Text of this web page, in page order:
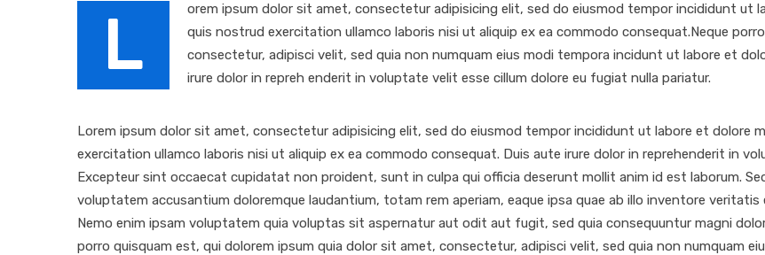
L
orem ipsum dolor sit amet, consectetur adipisicing elit, sed do eiusmod tempor incididunt ut
quis nostrud exercitation ullamco laboris nisi ut aliquip ex ea commodo consequat.Neque
consectetur, adipisci velit, sed quia non numquam eius modi tempora incidunt ut labore et
irure dolor in repreh enderit in voluptate velit esse cillum dolore eu fugiat nulla pariatur.
Lorem ipsum dolor sit amet, consectetur adipisicing elit, sed do eiusmod tempor incididunt ut labore et dolore
exercitation ullamco laboris nisi ut aliquip ex ea commodo consequat. Duis aute irure dolor in reprehenderit in
Excepteur sint occaecat cupidatat non proident, sunt in culpa qui officia deserunt mollit anim id est laborum.
voluptatem accusantium doloremque laudantium, totam rem aperiam, eaque ipsa quae ab illo inventore
Nemo enim ipsam voluptatem quia voluptas sit aspernatur aut odit aut fugit, sed quia consequuntur magni
porro quisquam est, qui dolorem ipsum quia dolor sit amet, consectetur, adipisci velit, sed quia non numquam